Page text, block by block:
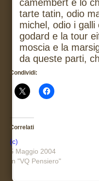
camembert e lo
tarte tatin, odio
michel, odio i
godard e la tour
moscia e la
da queste parti,
Condividi:
Correlati
(c)
5 Maggio 2004
In "VQ Pensiero"